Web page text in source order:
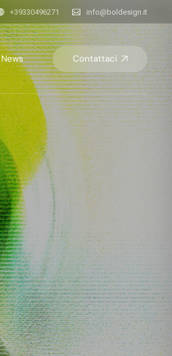
+39330496271 info@boldesign.it
News Contattaci